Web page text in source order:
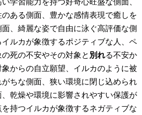
学習能力を持つ好奇心旺盛な側面、
ある側面、豊かな感情表現で癒しを
、綺麗な姿で自由に泳ぐ高評価な側
ルカが象徴するポジティブな人、ペ
死の不安やその対象と 別れる不安か
からの自立願望、イルカのように被
ちな側面、狭い環境に閉じ込められ
乾燥や環境に影響されやすい保護が
持つイルカが象徴するネガティブな